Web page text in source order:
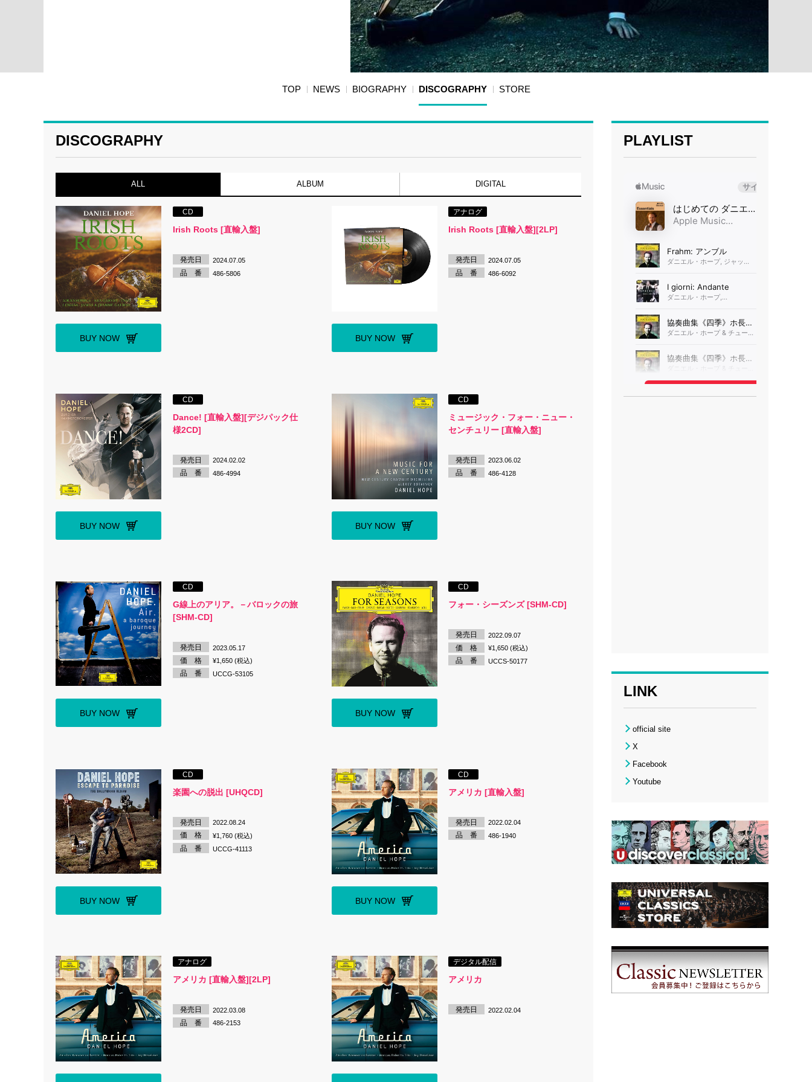
TOP NEWS BIOGRAPHY DISCOGRAPHY STORE
DISCOGRAPHY
ALL ALBUM DIGITAL
BUY NOW
CD
Irish Roots [直輸入盤]
発売日 2024.07.05
品 番 486-5806
BUY NOW
アナログ
Irish Roots [直輸入盤][2LP]
発売日 2024.07.05
品 番 486-6092
BUY NOW
CD
Dance! [直輸入盤][デジパック仕
様2CD]
発売日 2024.02.02
品 番 486-4994
BUY NOW
CD
ミュージック・フォー・ニュー・
センチュリー [直輸入盤]
発売日 2023.06.02
品 番 486-4128
BUY NOW
CD
G線上のアリア。－バロックの旅
[SHM-CD]
発売日 2023.05.17
価 格 ¥1,650 (税込)
品 番 UCCG-53105
BUY NOW
CD
フォー・シーズンズ [SHM-CD]
発売日 2022.09.07
価 格 ¥1,650 (税込)
品 番 UCCS-50177
BUY NOW
CD
楽園への脱出 [UHQCD]
発売日 2022.08.24
価 格 ¥1,760 (税込)
品 番 UCCG-41113
BUY NOW
CD
アメリカ [直輸入盤]
発売日 2022.02.04
品 番 486-1940
アナログ
アメリカ [直輸入盤][2LP]
発売日 2022.03.08
品 番 486-2153
デジタル配信
アメリカ
発売日 2022.02.04
PLAYLIST
LINK
official site
X
Facebook
Youtube